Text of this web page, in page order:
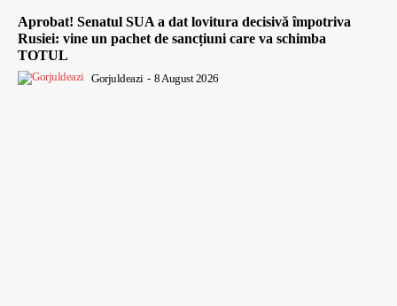
Aprobat! Senatul SUA a dat lovitura decisivă împotriva
Rusiei: vine un pachet de sancțiuni care va schimba
TOTUL
Gorjuldeazi - 8 August 2026